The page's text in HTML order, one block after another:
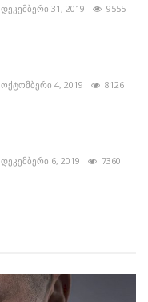
დეკემბერი 31, 2019 9555
ოქტომბერი 4, 2019 8126
დეკემბერი 6, 2019 7360